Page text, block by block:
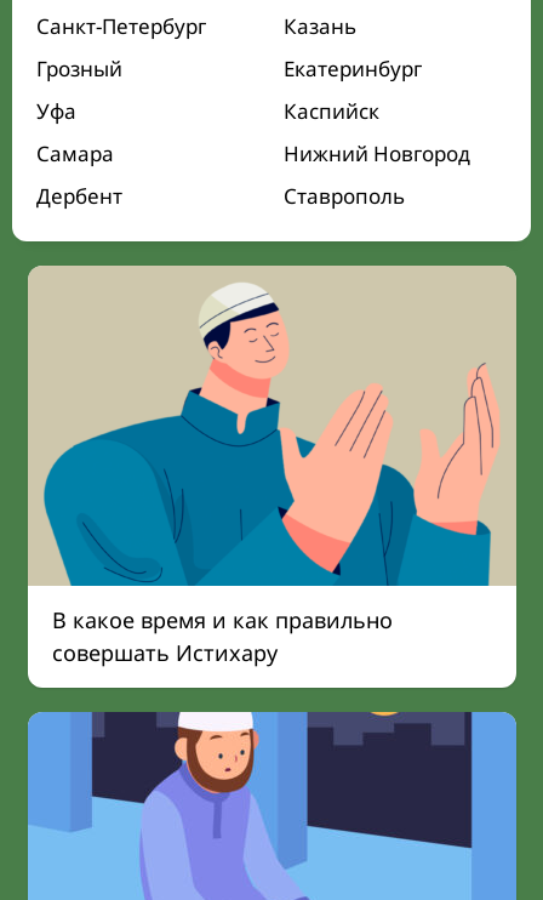
Санкт-Петербург
Казань
Грозный
Екатеринбург
Уфа
Каспийск
Самара
Нижний Новгород
Дербент
Ставрополь
В какое время и как правильно
совершать Истихару